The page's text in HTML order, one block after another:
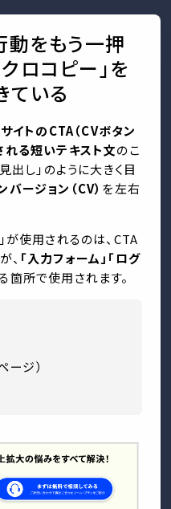
動をもう一押
ロコピー」を
ている
イトのCTA（CVボタン
れる短いテキスト文のこ
出し」のように大きく目
バージョン（CV） を左右
が使用されるのは、CTA
、 「入力フォーム」「ログ
箇所で使用されます。
ージ）